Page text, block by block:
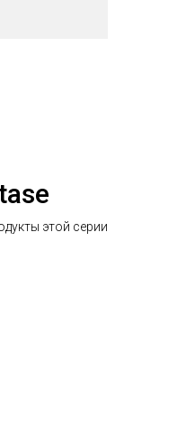
этой серии